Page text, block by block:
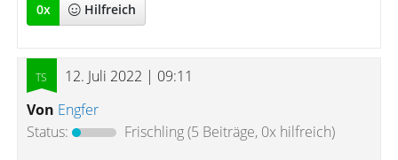
0x Hilfreich
12. Juli 2022 | 09:11
Von Engfer
Status:
Frischling(5 Beiträge, 0x hilfreich)